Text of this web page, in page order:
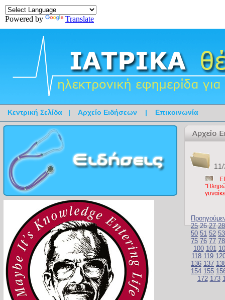
Powered by Translate
Κεντρική Σελίδα | Αρχείο Ειδήσεων | Επικοινωνία
252627 28
50 51 52 53
75 76 77 78
100 101
118 119
136 137
154 155
172 173